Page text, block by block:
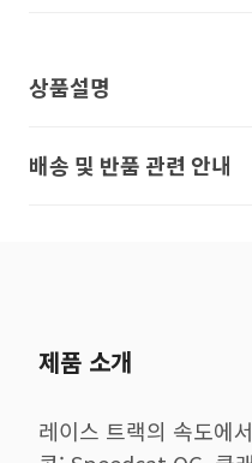
상품설명
배송 및 반품 관련 안내
제품 소개
레이스 트랙의 속도에